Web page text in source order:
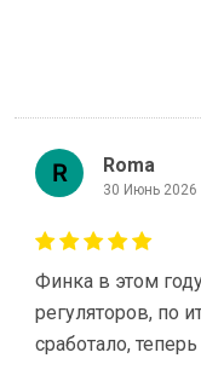
Roma
30 Июнь 2026
Финка в этом
регуляторов, по
сработало,